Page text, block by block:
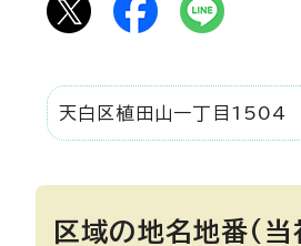
天白区植田山一丁目1504
区域の地名地番(